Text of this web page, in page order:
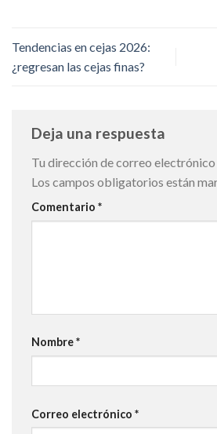
Tendencias en cejas 2026:
¿regresan las cejas finas?
Deja una respuesta
Tu dirección de correo
Los campos obligatorios están
Comentario *
Nombre*
Correo electrónico *